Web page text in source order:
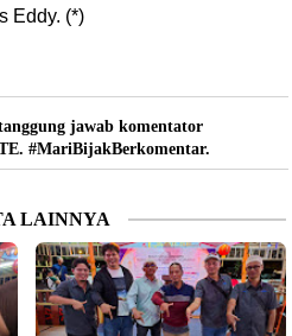
Eddy. (*)
jawab komentator
#MariBijakBerkomentar.
LAINNYA